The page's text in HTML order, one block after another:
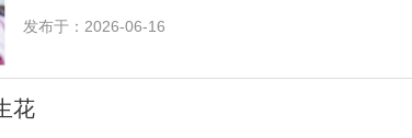
发布于：2026-06-16
花